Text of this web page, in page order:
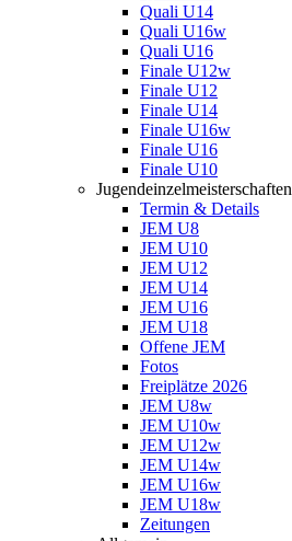
Quali U14
Quali U16w
Quali U16
Finale U12w
Finale U12
Finale U14
Finale U16w
Finale U16
Finale U10
Jugendeinzelmeisterschaften
Termin & Details
JEM U8
JEM U10
JEM U12
JEM U14
JEM U16
JEM U18
Offene JEM
Fotos
Freiplätze 2026
JEM U8w
JEM U10w
JEM U12w
JEM U14w
JEM U16w
JEM U18w
Zeitungen